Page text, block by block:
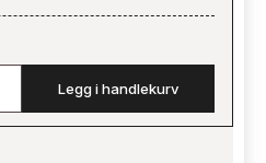
Legg i handlekurv